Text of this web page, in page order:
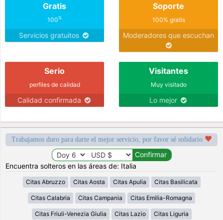
Gratis
100%
Servicios gratuitos
Soporte
100% gratis
Moderadores que escuchan
Serio
perfiles de calidad
Calidad confirmada
Visitantes
Muy visitado
Lo mejor
Trabajamos duro para darte el mejor servicio, por favor sé solidario
Encuentra solteros en las áreas de: Italia
Citas Abruzzo Citas Aosta Citas Apulia Citas Basilicata
Citas Calabria Citas Campania Citas Emilia-Romagna
Citas Friuli-Venezia Giulia Citas Lazio Citas Liguria